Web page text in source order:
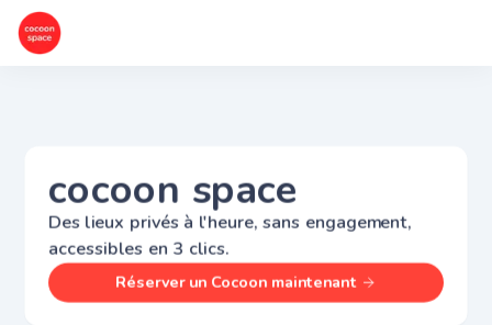
cocoon space
Des lieux privés à l'heure, sans engagement,
accessibles en 3 clics.
Réserver un Cocoon maintenant